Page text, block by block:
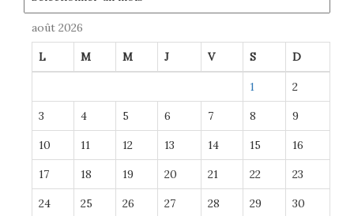
août 2026
L M M J V S D
1 2
3 4 5 6 7 8 9
10 11 12 13 14 15 16
17 18 19 20 21 22 23
24 25 26 27 28 29 30